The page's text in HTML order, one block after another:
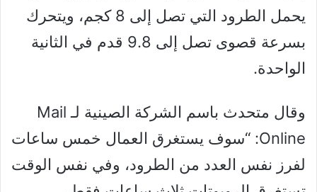
يحمل الطرود التي تصل إلى 8 كجم، ويتحرك
بسرعة قصوى تصل إلى 9.8 قدم في الثانية
الواحدة.
وقال متحدث باسم الشركة الصينية لـ Mail
Online: “سوف يستغرق العمال خمس ساعات
لفرز نفس العدد من الطرود، وفي نفس الوقت